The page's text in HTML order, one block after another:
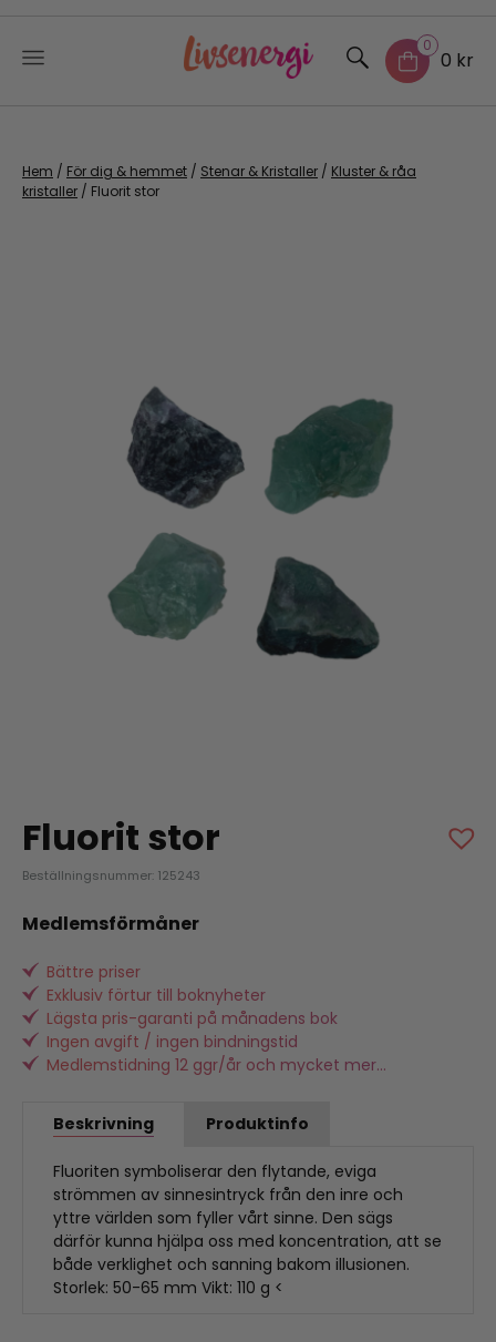
content
0
0 kr
Hem / För dig & hemmet / Stenar & Kristaller / Kluster & råa
kristaller / Fluorit stor
Fluorit stor
Beställningsnummer: 125243
Medlemsförmåner
Bättre priser
Exklusiv förtur till boknyheter
Lägsta pris-garanti på månadens bok
Ingen avgift / ingen bindningstid
Medlemstidning 12 ggr/år och mycket mer...
Beskrivning Produktinfo
Fluoriten symboliserar den flytande, eviga
strömmen av sinnesintryck från den inre och
yttre världen som fyller vårt sinne. Den sägs
därför kunna hjälpa oss med koncentration, att se
både verklighet och sanning bakom illusionen.
Storlek: 50-65 mm Vikt: 110 g <